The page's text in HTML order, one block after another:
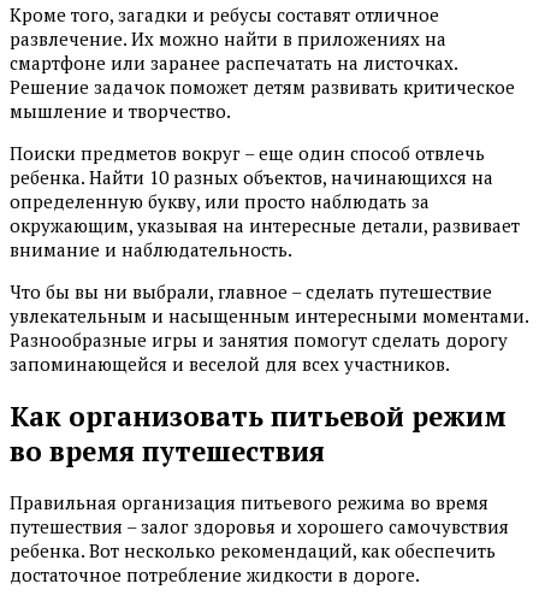
Кроме того, загадки и ребусы составят отличное
развлечение. Их можно найти в приложениях на
смартфоне или заранее распечатать на листочках.
Решение задачок поможет детям развивать критическое
мышление и творчество.
Поиски предметов вокруг – еще один способ отвлечь
ребенка. Найти 10 разных объектов, начинающихся на
определенную букву, или просто наблюдать за
окружающим, указывая на интересные детали, развивает
внимание и наблюдательность.
Что бы вы ни выбрали, главное – сделать путешествие
увлекательным и насыщенным интересными моментами.
Разнообразные игры и занятия помогут сделать дорогу
запоминающейся и веселой для всех участников.
Как организовать питьевой режим
во время путешествия
Правильная организация питьевого режима во время
путешествия – залог здоровья и хорошего самочувствия
ребенка. Вот несколько рекомендаций, как обеспечить
достаточное потребление жидкости в дороге.